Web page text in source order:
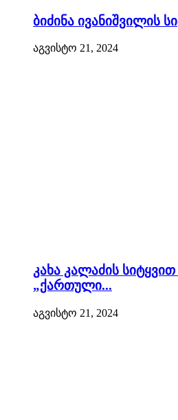
ბიძინა ივანიშვილის
აგვისტო 21, 2024
კახა კალაძის
„ქართული...
აგვისტო 21, 2024